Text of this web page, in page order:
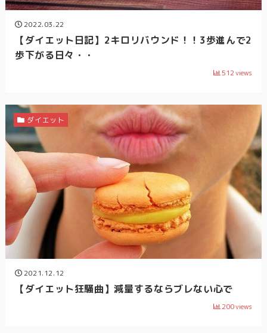
2022.03.22
【ダイエット日記】2キロリバウンド！！3歩進んで2
歩下がる日々・・
512views
2021.12.12
【ダイエット狂騒曲】減量するならブレない心で
200views
ダイエット